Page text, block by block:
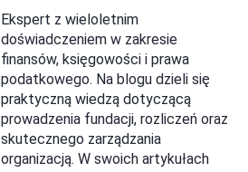
Ekspert z wieloletnim
doświadczeniem w zakresie
finansów, księgowości i prawa
podatkowego. Na blogu dzieli się
praktyczną wiedzą dotyczącą
prowadzenia fundacji, rozliczeń oraz
skutecznego zarządzania
organizacją. W swoich artykułach